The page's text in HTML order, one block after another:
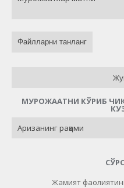
Файлларни танланг
МУРОЖААТНИ КЎРИБ
Жамият